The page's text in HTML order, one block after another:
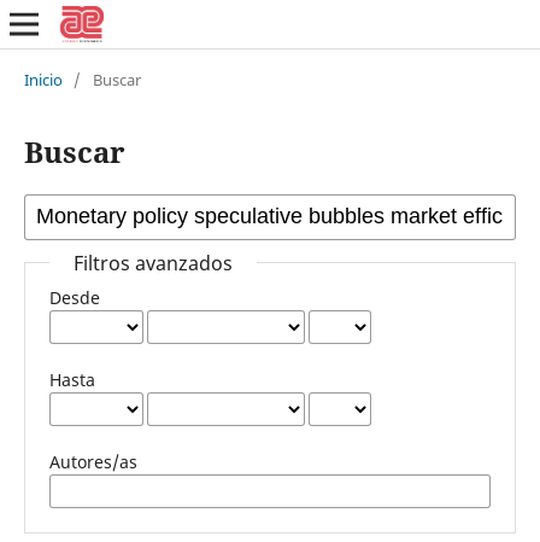
Inicio / Buscar
Buscar
Filtros avanzados
Desde
Hasta
Autores/as